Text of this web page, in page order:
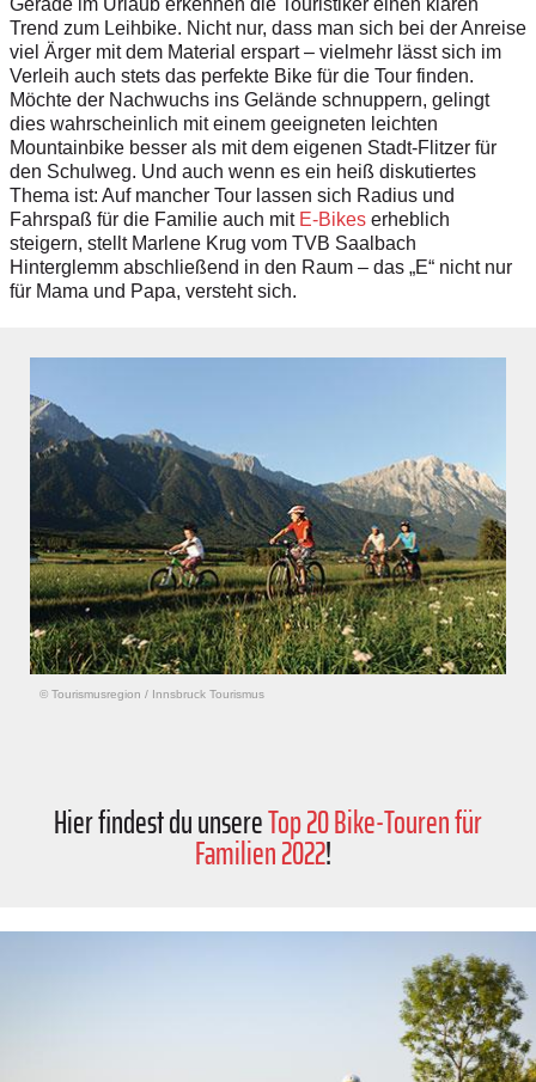
Trend zum Leihbike. Nicht nur, dass man sich bei der Anreise
viel Ärger mit dem Material erspart – vielmehr lässt sich im
Verleih auch stets das perfekte Bike für die Tour finden.
Möchte der Nachwuchs ins Gelände schnuppern, gelingt
dies wahrscheinlich mit einem geeigneten leichten
Mountainbike besser als mit dem eigenen Stadt-Flitzer für
den Schulweg. Und auch wenn es ein heiß diskutiertes
Thema ist: Auf mancher Tour lassen sich Radius und
Fahrspaß für die Familie auch mit E-Bikes erheblich
steigern, stellt Marlene Krug vom TVB Saalbach
Hinterglemm abschließend in den Raum – das „E“ nicht nur
für Mama und Papa, versteht sich.
© Tourismusregion / Innsbruck Tourismus
Hier findest du unsereTop 20 Bike-Touren für
Familien 2022!